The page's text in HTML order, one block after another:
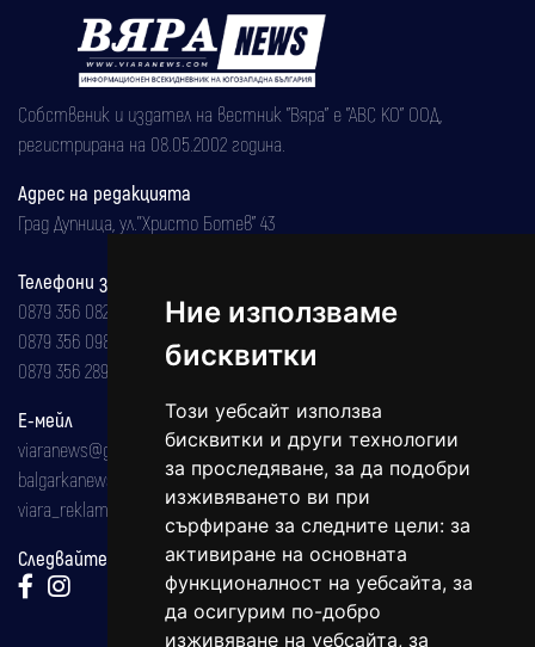
Ние използваме
бисквитки
Този уебсайт използва
бисквитки и други технологии
за проследяване, за да подобри
изживяването ви при
сърфиране за следните цели: за
активиране на основната
функционалност на уебсайта, за
да осигурим по-добро
изживяване на уебсайта, за
Собственик и издател на вестник "Вяра" е "АВС КО" ООД,
регистрирана на 08.05.2002 година.
Адрес на редакцията
Град Дупница, ул.''Христо Ботев" 43
Телефони за реклама и абонаменти
0879 356 082
0879 356 098
0879 356 289
Е-мейл
viaranews@gmail.com
balgarkanews@gmail.com
viara_reklama@mail.bg
Следвайте ни: